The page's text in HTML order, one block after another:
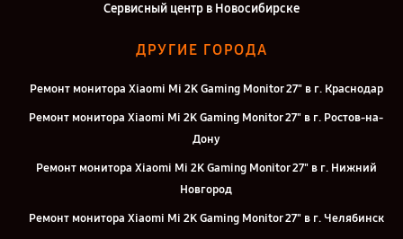
Сервисный центр в Новосибирске
ДРУГИЕ ГОРОДА
Ремонт монитора Xiaomi Mi 2K Gaming Monitor 27" в г. Краснодар
Ремонт монитора Xiaomi Mi 2K Gaming Monitor 27" в г. Ростов-на-
Дону
Ремонт монитора Xiaomi Mi 2K Gaming Monitor 27" в г. Нижний
Новгород
Ремонт монитора Xiaomi Mi 2K Gaming Monitor 27" в г. Челябинск